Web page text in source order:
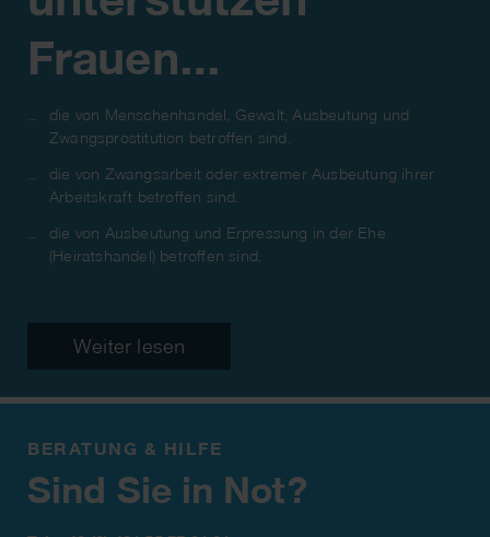
Frauen…
die von Menschenhandel, Gewalt, Ausbeutung und
Zwangsprostitution betroffen sind.
die von Zwangsarbeit oder extremer Ausbeutung ihrer
Arbeitskraft betroffen sind.
die von Ausbeutung und Erpressung in der Ehe
(Heiratshandel) betroffen sind.
Weiter lesen
BERATUNG & HILFE
Sind Sie in Not?